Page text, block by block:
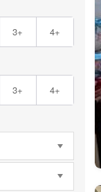
3+ 4+
3+ 4+